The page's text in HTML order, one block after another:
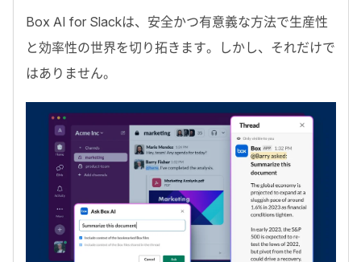
Box AI for Slackは、安全かつ有意義な方法で生産性
と効率性の世界を切り拓きます。しかし、それだけで
はありません。